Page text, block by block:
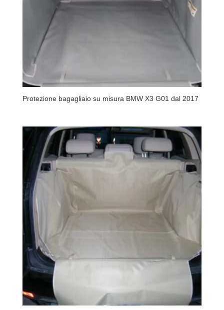
Protezione bagagliaio su misura BMW X3 G01 dal 2017